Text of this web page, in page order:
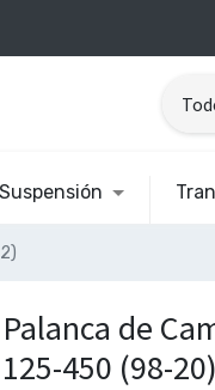
Suspensión
Palanca de
125-450 (98-